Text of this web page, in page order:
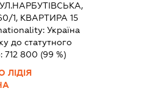
1, КВАРТИРА 15
Україна
до статутного
712 800 (99 %)
ЛІДІЯ